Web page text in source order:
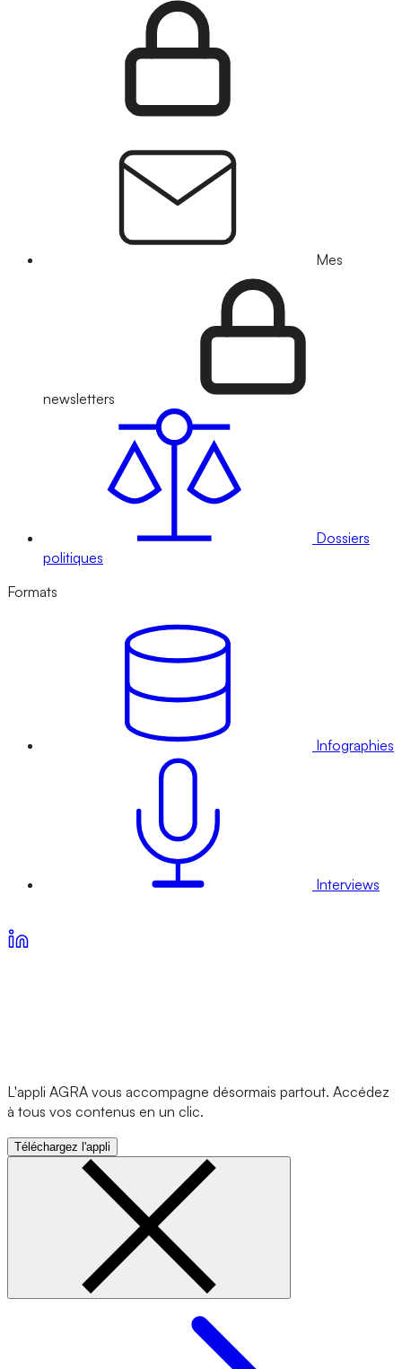
Mes
newsletters
Dossiers
politiques
Formats
Infographies
Interviews
L'appli AGRA vous accompagne désormais partout. Accédez
à tous vos contenus en un clic.
Téléchargez l'appli